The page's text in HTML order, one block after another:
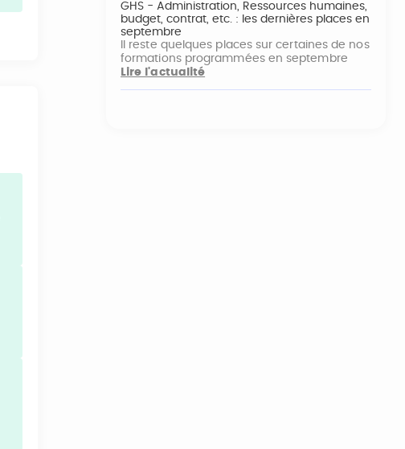
GHS - Administration, Ressources humaines,
budget, contrat, etc. : les dernières places en
septembre
Il reste quelques places sur certaines de nos
formations programmées en septembre
Lire l'actualité